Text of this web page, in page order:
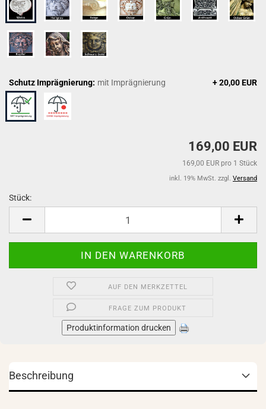
Schutz Imprägnierung: mit Imprägnierung + 20,00 EUR
169,00 EUR
169,00 EUR pro 1 Stück
inkl. 19% MwSt. zzgl. Versand
Stück:
AUF DEN MERKZETTEL
FRAGE ZUM PRODUKT
Produktinformation drucken
Beschreibung